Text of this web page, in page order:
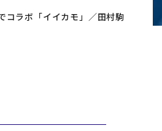
せ
コラボ「イイカモ」／田村駒